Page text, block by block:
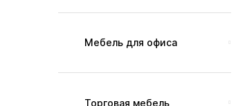
Мебель для офиса
Торговая мебель